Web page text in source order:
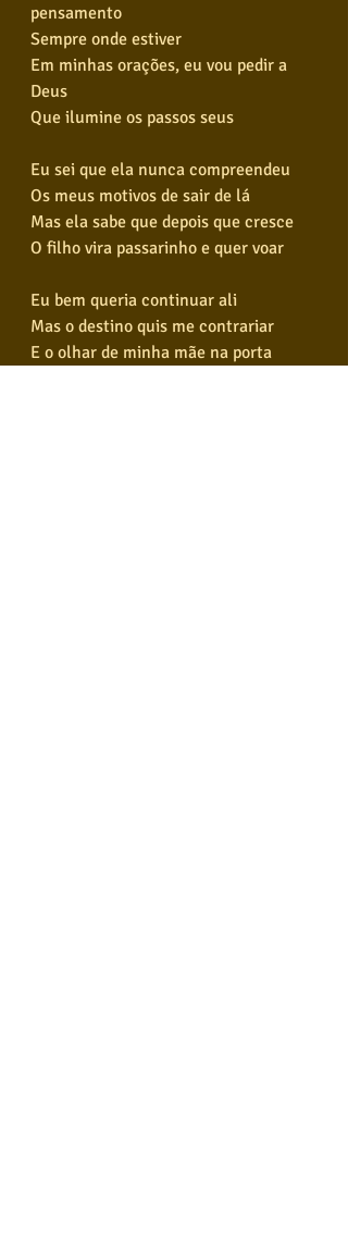
pensamento
Sempre onde estiver
Em minhas orações, eu vou pedir a
Deus
Que ilumine os passos seus
Eu sei que ela nunca compreendeu
Os meus motivos de sair de lá
Mas ela sabe que depois que cresce
O filho vira passarinho e quer voar
Eu bem queria continuar ali
Mas o destino quis me contrariar
E o olhar de minha mãe na porta